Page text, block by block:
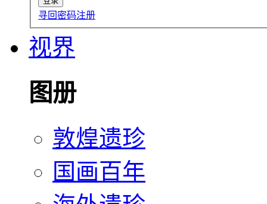
寻回密码注册
视界
图册
敦煌遗珍
国画百年